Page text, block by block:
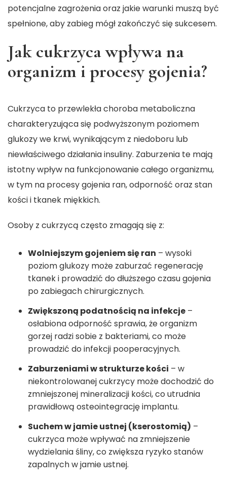
potencjalne zagrożenia oraz jakie warunki muszą być
spełnione, aby zabieg mógł zakończyć się sukcesem.
Jak cukrzyca wpływa na
organizm i procesy gojenia?
Cukrzyca to przewlekła choroba metaboliczna
charakteryzująca się podwyższonym poziomem
glukozy we krwi, wynikającym z niedoboru lub
niewłaściwego działania insuliny. Zaburzenia te mają
istotny wpływ na funkcjonowanie całego organizmu,
w tym na procesy gojenia ran, odporność oraz stan
kości i tkanek miękkich.
Osoby z cukrzycą często zmagają się z:
Wolniejszym gojeniem się ran – wysoki
poziom glukozy może zaburzać regenerację
tkanek i prowadzić do dłuższego czasu gojenia
po zabiegach chirurgicznych.
Zwiększoną podatnością na infekcje –
osłabiona odporność sprawia, że organizm
gorzej radzi sobie z bakteriami, co może
prowadzić do infekcji pooperacyjnych.
Zaburzeniami w strukturze kości – w
niekontrolowanej cukrzycy może dochodzić do
zmniejszonej mineralizacji kości, co utrudnia
prawidłową osteointegrację implantu.
Suchem w jamie ustnej (kserostomią) –
cukrzyca może wpływać na zmniejszenie
wydzielania śliny, co zwiększa ryzyko stanów
zapalnych w jamie ustnej.